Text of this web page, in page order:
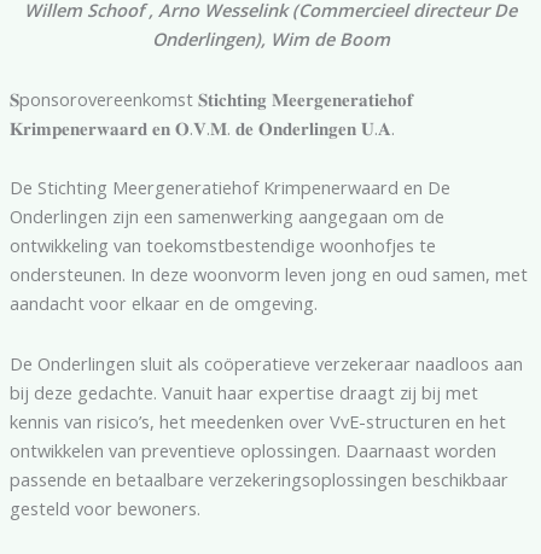
Willem Schoof , Arno Wesselink (Commercieel directeur De
Onderlingen), Wim de Boom
𝐒ponsorovereenkomst 𝐒𝐭𝐢𝐜𝐡𝐭𝐢𝐧𝐠 𝐌𝐞𝐞𝐫𝐠𝐞𝐧𝐞𝐫𝐚𝐭𝐢𝐞𝐡𝐨𝐟
𝐊𝐫𝐢𝐦𝐩𝐞𝐧𝐞𝐫𝐰𝐚𝐚𝐫𝐝 𝐞𝐧 𝐎.𝐕.𝐌. 𝐝𝐞 𝐎𝐧𝐝𝐞𝐫𝐥𝐢𝐧𝐠𝐞𝐧 𝐔.𝐀.
De Stichting Meergeneratiehof Krimpenerwaard en De
Onderlingen zijn een samenwerking aangegaan om de
ontwikkeling van toekomstbestendige woonhofjes te
ondersteunen. In deze woonvorm leven jong en oud samen, met
aandacht voor elkaar en de omgeving.
De Onderlingen sluit als coöperatieve verzekeraar naadloos aan
bij deze gedachte. Vanuit haar expertise draagt zij bij met
kennis van risico’s, het meedenken over VvE-structuren en het
ontwikkelen van preventieve oplossingen. Daarnaast worden
passende en betaalbare verzekeringsoplossingen beschikbaar
gesteld voor bewoners.